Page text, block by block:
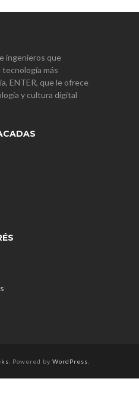
ingenieros que
tecnología más
ENTER, que le ofrece
y cultura digital
. Powered by WordPress